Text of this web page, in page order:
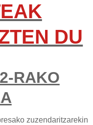
DU
RAKO
zuzendaritzarekin